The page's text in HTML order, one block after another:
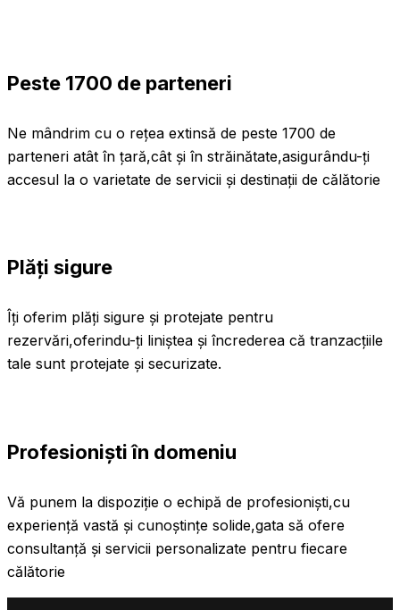
Peste 1700 de parteneri
Ne mândrim cu o rețea extinsă de peste 1700 de
parteneri atât în țară,cât și în străinătate,asigurându-ți
accesul la o varietate de servicii și destinații de călătorie
Plăți sigure
Îți oferim plăți sigure și protejate pentru
rezervări,oferindu-ți liniștea și încrederea că tranzacțiile
tale sunt protejate și securizate.
Profesioniști în domeniu
Vă punem la dispoziție o echipă de profesioniști,cu
experiență vastă și cunoștințe solide,gata să ofere
consultanță și servicii personalizate pentru fiecare
călătorie